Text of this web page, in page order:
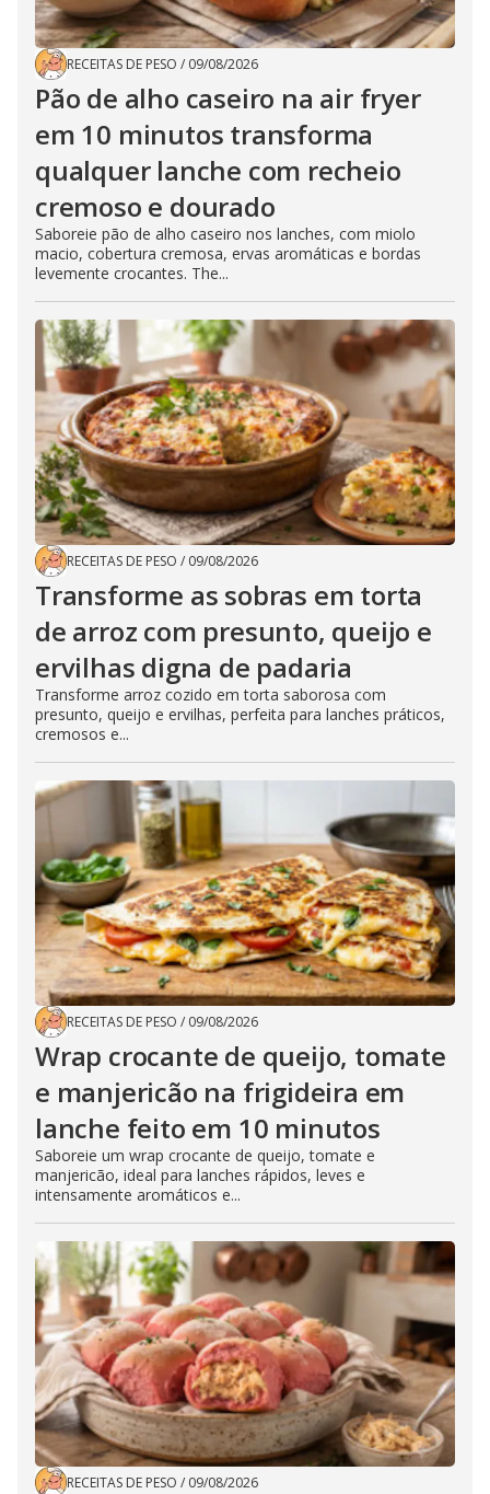
RECEITAS DE PESO / 09/08/2026
Pão de alho caseiro na air fryer
em 10 minutos transforma
qualquer lanche com recheio
cremoso e dourado
Saboreie pão de alho caseiro nos lanches, com miolo
macio, cobertura cremosa, ervas aromáticas e bordas
levemente crocantes. The...
RECEITAS DE PESO / 09/08/2026
Transforme as sobras em torta
de arroz com presunto, queijo e
ervilhas digna de padaria
Transforme arroz cozido em torta saborosa com
presunto, queijo e ervilhas, perfeita para lanches práticos,
cremosos e...
RECEITAS DE PESO / 09/08/2026
Wrap crocante de queijo, tomate
e manjericão na frigideira em
lanche feito em 10 minutos
Saboreie um wrap crocante de queijo, tomate e
manjericão, ideal para lanches rápidos, leves e
intensamente aromáticos e...
RECEITAS DE PESO / 09/08/2026